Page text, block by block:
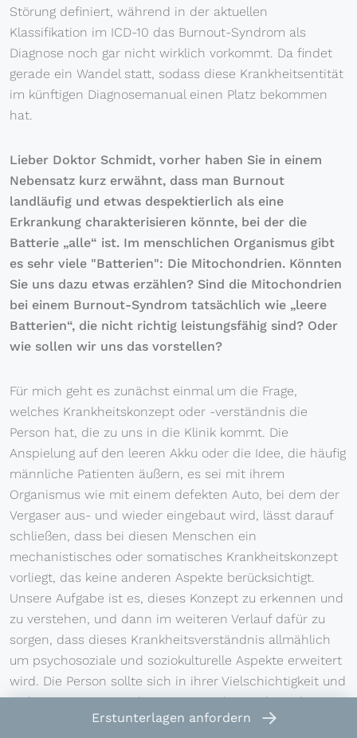
Störung definiert, während in der aktuellen
Klassifikation im ICD-10 das Burnout-Syndrom als
Diagnose noch gar nicht wirklich vorkommt. Da findet
gerade ein Wandel statt, sodass diese Krankheitsentität
im künftigen Diagnosemanual einen Platz bekommen
hat.
Lieber Doktor Schmidt, vorher haben Sie in einem
Nebensatz kurz erwähnt, dass man Burnout
landläufig und etwas despektierlich als eine
Erkrankung charakterisieren könnte, bei der die
Batterie „alle“ ist. Im menschlichen Organismus gibt
es sehr viele "Batterien": Die Mitochondrien. Könnten
Sie uns dazu etwas erzählen? Sind die Mitochondrien
bei einem Burnout-Syndrom tatsächlich wie „leere
Batterien“, die nicht richtig leistungsfähig sind? Oder
wie sollen wir uns das vorstellen?
Für mich geht es zunächst einmal um die Frage,
welches Krankheitskonzept oder -verständnis die
Person hat, die zu uns in die Klinik kommt. Die
Anspielung auf den leeren Akku oder die Idee, die häufig
männliche Patienten äußern, es sei mit ihrem
Organismus wie mit einem defekten Auto, bei dem der
Vergaser aus- und wieder eingebaut wird, lässt darauf
schließen, dass bei diesen Menschen ein
mechanistisches oder somatisches Krankheitskonzept
vorliegt, das keine anderen Aspekte berücksichtigt.
Unsere Aufgabe ist es, dieses Konzept zu erkennen und
zu verstehen, und dann im weiteren Verlauf dafür zu
sorgen, dass dieses Krankheitsverständnis allmählich
um psychosoziale und soziokulturelle Aspekte erweitert
wird. Die Person sollte sich in ihrer Vielschichtigkeit und
in ihrem Facettenreichtum verstanden und gesehen
Erstunterlagen anfordern